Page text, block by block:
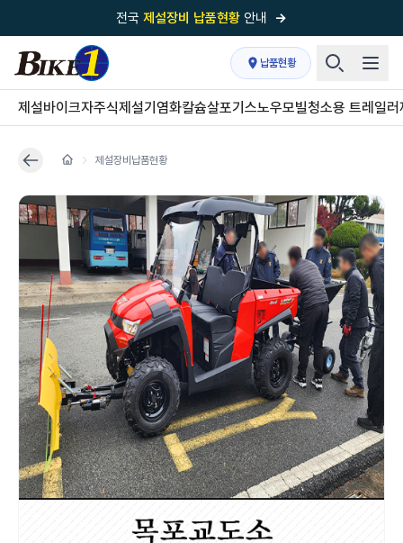
전국 제설장비 납품현황 안내 →
국내 1위 제설장비 제작 전문업체 (주)바이크원
제설 현장의 정답!다목적 차량의 표준!
전국제설장비 납품현황안내→
'국내 유일'의
전국이 선택한제설·다목적 장비 전문기업
납품현황
제설바이크자주식제설기 염화칼슘살포기 스노우모빌청소용 트레일러
제설장비납품현황